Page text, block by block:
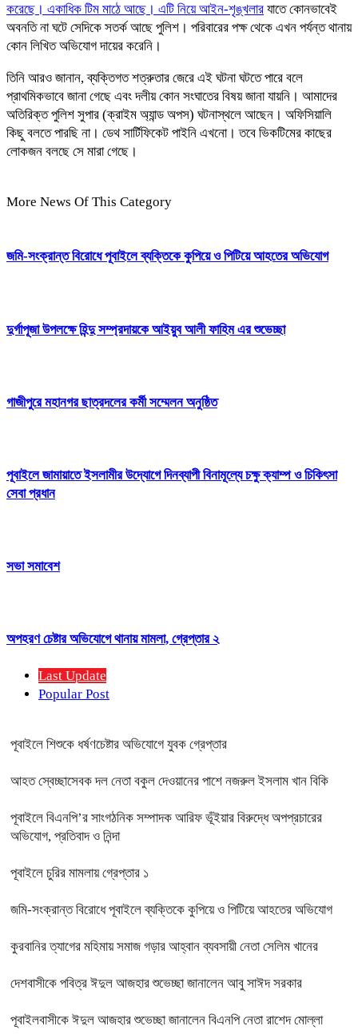
করেছে। একাধিক টিম মাঠে আছে। এটি নিয়ে আইন-শৃঙ্খলার যাতে কোনভাবেই
অবনতি না ঘটে সেদিকে সতর্ক আছে পুলিশ। পরিবারের পক্ষ থেকে এখন পর্যন্ত থানায়
কোন লিখিত অভিযোগ দায়ের করেনি।
তিনি আরও জানান, ব্যক্তিগত শত্রুতার জেরে এই ঘটনা ঘটতে পারে বলে
প্রাথমিকভাবে জানা গেছে এবং দলীয় কোন সংঘাতের বিষয় জানা যায়নি। আমাদের
অতিরিক্ত পুলিশ সুপার (ক্রাইম অ্যান্ড অপস) ঘটনাস্থলে আছেন। অফিসিয়ালি
কিছু বলতে পারছি না। ডেথ সার্টিফিকেট পাইনি এখনো। তবে ভিকটিমের কাছের
লোকজন বলছে সে মারা গেছে।
More News Of This Category
জমি-সংক্রান্ত বিরোধে পূবাইলে ব্যক্তিকে কুপিয়ে ও পিটিয়ে আহতের অভিযোগ
দুর্গাপূজা উপলক্ষে হিন্দু সম্প্রদায়কে আইয়ুব আলী ফাহিম এর শুভেচ্ছা
গাজীপুরে মহানগর ছাত্রদলের কর্মী সম্মেলন অনুষ্ঠিত
পূবাইলে জামায়াতে ইসলামীর উদ্যোগে দিনব্যাপী বিনামূল্যে চক্ষু ক্যাম্প ও চিকিৎসা
সেবা প্রধান
সভা সমাবেশ
অপহরণ চেষ্টার অভিযোগে থানায় মামলা, গ্রেপ্তার ২
Last Update
Popular Post
পূবাইলে শিশুকে ধর্ষণচেষ্টার অভিযোগে যুবক গ্রেপ্তার
আহত স্বেচ্ছাসেবক দল নেতা বকুল দেওয়ানের পাশে নজরুল ইসলাম খান বিকি
পূবাইলে বিএনপি’র সাংগঠনিক সম্পাদক আরিফ ভূঁইয়ার বিরুদ্ধে অপপ্রচারের
অভিযোগ, প্রতিবাদ ও নিন্দা
পূবাইলে চুরির মামলায় গ্রেপ্তার ১
জমি-সংক্রান্ত বিরোধে পূবাইলে ব্যক্তিকে কুপিয়ে ও পিটিয়ে আহতের অভিযোগ
কুরবানির ত্যাগের মহিমায় সমাজ গড়ার আহ্বান ব্যবসায়ী নেতা সেলিম খানের
দেশবাসীকে পবিত্র ঈদুল আজহার শুভেচ্ছা জানালেন আবু সাঈদ সরকার
পূবাইলবাসীকে ঈদুল আজহার শুভেচ্ছা জানালেন বিএনপি নেতা রাশেদ মোল্লা